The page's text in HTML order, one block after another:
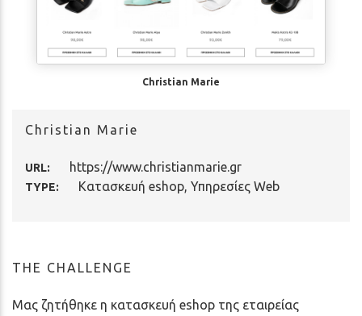
Christian Marie
Christian Marie
URL: https://www.christianmarie.gr
TYPE: Κατασκευή eshop, Υπηρεσίες Web
THE CHALLENGE
Μας ζητήθηκε η κατασκευή eshop της εταιρείας